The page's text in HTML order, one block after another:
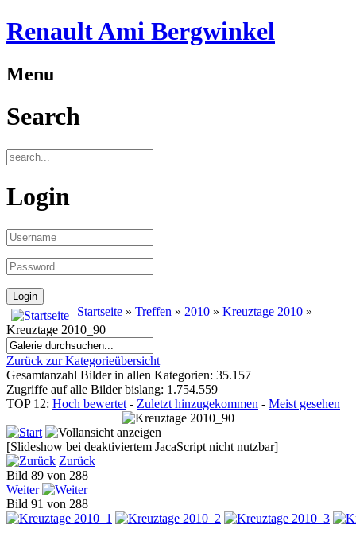
Renault Ami Bergwinkel
Menu
Search
Login
Startseite » Treffen » 2010 » Kreuztage 2010 »
Kreuztage 2010_90
Zurück zur Kategorieübersicht
Gesamtanzahl Bilder in allen Kategorien: 35.157
Zugriffe auf alle Bilder bislang: 1.754.559
TOP 12: Hoch bewertet - Zuletzt hinzugekommen - Meist gesehen
[Slideshow bei deaktiviertem JacaScript nicht nutzbar]
Zurück
Bild 89 von 288
Weiter
Bild 91 von 288